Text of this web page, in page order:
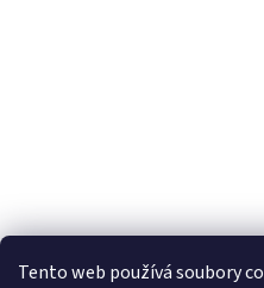
Tento web používá soubory